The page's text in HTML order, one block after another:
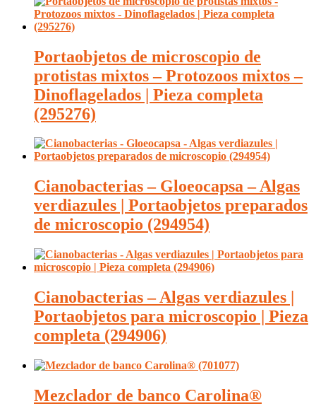
Portaobjetos de microscopio de
protistas mixtos – Protozoos mixtos –
Dinoflagelados | Pieza completa
(295276)
Cianobacterias – Gloeocapsa – Algas
verdiazules | Portaobjetos preparados
de microscopio (294954)
Cianobacterias – Algas verdiazules |
Portaobjetos para microscopio | Pieza
completa (294906)
Mezclador de banco Carolina®